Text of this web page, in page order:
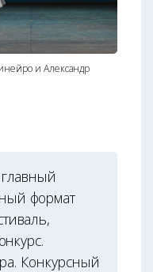
и Александр
формат
Конкурсный